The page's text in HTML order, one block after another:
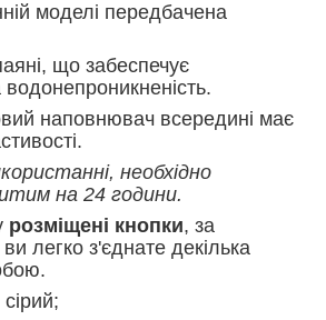
моделі передбачена
що забеспечує
водонепроникненість.
наповнювач всередині має
необхідно
на 24 години.
розміщені кнопки, за
легко з'єднате декілька